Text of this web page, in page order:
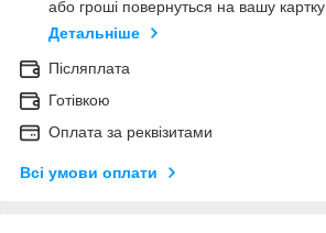
або гроші повернуться на вашу картку
Детальніше
Післяплата
Готівкою
Оплата за реквізитами
Всі умови оплати